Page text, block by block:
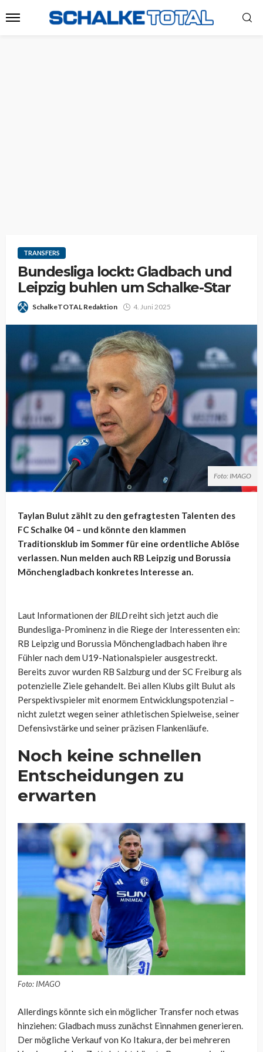
TRANSFERS
Bundesliga lockt: Gladbach und
Leipzig buhlen um Schalke-Star
SchalkeTOTAL Redaktion 4. Juni 2025
Foto: IMAGO
Taylan Bulut zählt zu den gefragtesten Talenten des
FC Schalke 04 – und könnte den klammen
Traditionsklub im Sommer für eine ordentliche Ablöse
verlassen. Nun melden auch RB Leipzig und Borussia
Mönchengladbach konkretes Interesse an.
Laut Informationen der BILDreiht sich jetzt auch die
Bundesliga-Prominenz in die Riege der Interessenten ein:
RB Leipzig und Borussia Mönchengladbach haben ihre
Fühler nach dem U19-Nationalspieler ausgestreckt.
Bereits zuvor wurden RB Salzburg und der SC Freiburg als
potenzielle Ziele gehandelt. Bei allen Klubs gilt Bulut als
Perspektivspieler mit enormem Entwicklungspotenzial –
nicht zuletzt wegen seiner athletischen Spielweise, seiner
Defensivstärke und seiner präzisen Flankenläufe.
Noch keine schnellen
Entscheidungen zu
erwarten
Foto: IMAGO
Allerdings könnte sich ein möglicher Transfer noch etwas
hinziehen: Gladbach muss zunächst Einnahmen generieren.
Der mögliche Verkauf von Ko Itakura, der bei mehreren